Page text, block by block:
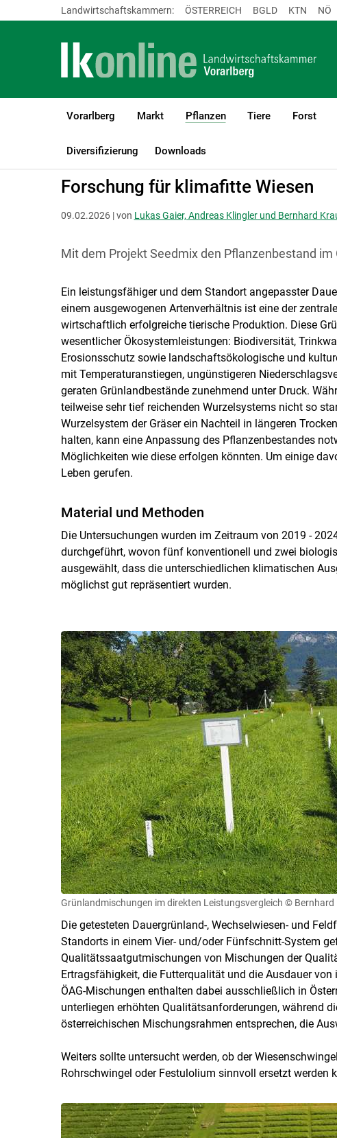
Landwirtschaftskammern: ÖSTERREICH BGLD KTN NÖ
Vorarlberg Markt Pflanzen
(current)1
Tiere Forst
Diversifizierung Downloads
LK Vorarlberg Pflanzen Grünland & Futterbau
Forschung für klimafitte Wiesen
09.02.2026 | von Lukas Gaier, Andreas Klingler und Bernhard
Mit dem Projekt Seedmix den Pflanzenbestand im
Ein leistungsfähiger und dem Standort angepasster
einem ausgewogenen Artenverhältnis ist eine der
wirtschaftlich erfolgreiche tierische Produktion. Diese
wesentlicher Ökosystemleistungen: Biodiversität,
Erosionsschutz sowie landschaftsökologische und
mit Temperaturanstiegen, ungünstigeren
geraten Grünlandbestände zunehmend unter Druck.
teilweise sehr tief reichenden Wurzelsystems nicht so
Wurzelsystem der Gräser ein Nachteil in längeren
halten, kann eine Anpassung des Pflanzenbestandes
Möglichkeiten wie diese erfolgen könnten. Um einige
Leben gerufen.
Material und Methoden
Die Untersuchungen wurden im Zeitraum von 2019 -
durchgeführt, wovon fünf konventionell und zwei
ausgewählt, dass die unterschiedlichen klimatischen
möglichst gut repräsentiert wurden.
Grünlandmischungen im direkten Leistungsvergleich © Bernhard
Die getesteten Dauergrünland-, Wechselwiesen- und
Standorts in einem Vier- und/oder Fünfschnitt-System
Qualitätssaatgutmischungen von Mischungen der
Ertragsfähigkeit, die Futterqualität und die Ausdauer
ÖAG-Mischungen enthalten dabei ausschließlich in
unterliegen erhöhten Qualitätsanforderungen, während
österreichischen Mischungsrahmen entsprechen, die
Weiters sollte untersucht werden, ob der
Rohrschwingel oder Festulolium sinnvoll ersetzt werden